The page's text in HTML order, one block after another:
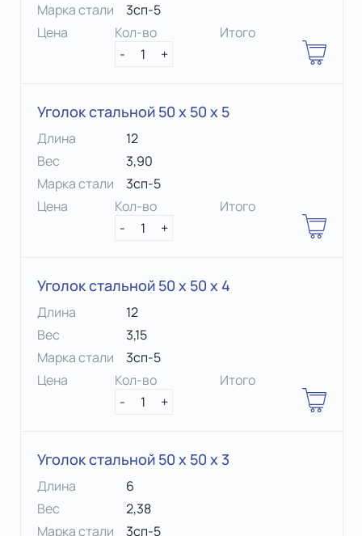
Марка стали
3сп-5
Цена
Кол-во
-
1 +
Итого
Уголок стальной 50 х 50 x 5
Длина
12
Вес
3,90
Марка стали
3сп-5
Цена
Кол-во
-
1 +
Итого
Уголок стальной 50 х 50 x 4
Длина
12
Вес
3,15
Марка стали
3сп-5
Цена
Кол-во
-
1 +
Итого
Уголок стальной 50 х 50 x 3
Длина
6
Вес
2,38
Марка стали
3сп-5